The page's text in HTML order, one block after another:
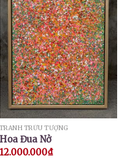
TRANH TRỪU TƯỢNG
Hoa Đua Nở
12.000.000₫